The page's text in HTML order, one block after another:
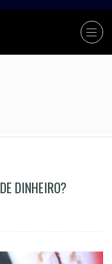
DINHEIRO?